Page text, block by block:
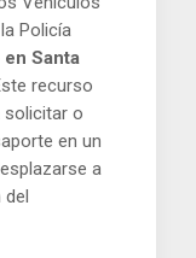
Policía
Santa
recurso
solicitar o
en un
a
del